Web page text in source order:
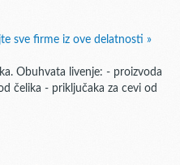
sve firme iz ove delatnosti »
Obuhvata livenje: - proizvoda
čelika - priključaka za cevi od